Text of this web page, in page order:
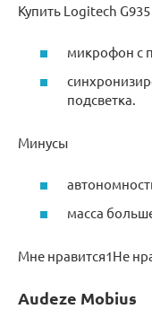
Купить Logitech
микрофон с
подсветка.
Минусы
масса
Мне нравится1Не
Audeze Mobius